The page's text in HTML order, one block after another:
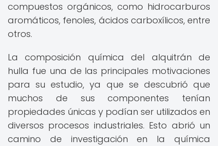
compuestos orgánicos, como hidrocarburos
aromáticos, fenoles, ácidos carboxílicos, entre
otros.
La composición química del alquitrán de
hulla fue una de las principales motivaciones
para su estudio, ya que se descubrió que
muchos de sus componentes tenían
propiedades únicas y podían ser utilizados en
diversos procesos industriales. Esto abrió un
camino de investigación en la química